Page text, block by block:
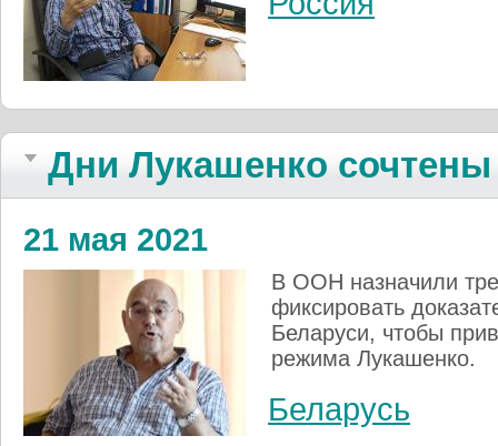
Дни Лукашенко сочтены
21 мая 2021
В ООН назначили
фиксировать
Беларуси, чтобы
режима Лукашенко.
Беларусь